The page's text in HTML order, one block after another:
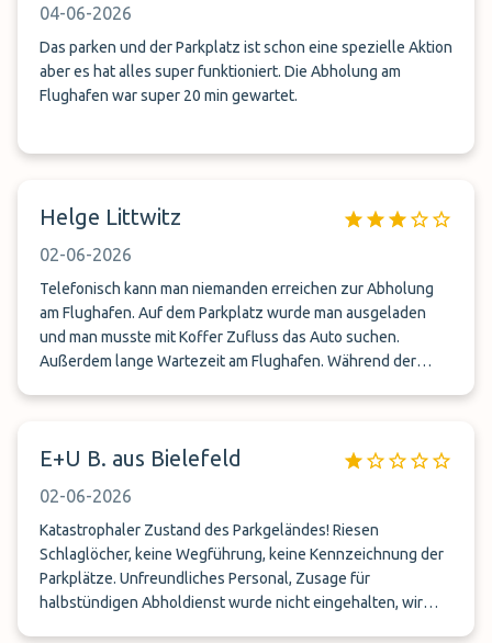
04-06-2026
Das parken und der Parkplatz ist schon eine spezielle Aktion
aber es hat alles super funktioniert. Die Abholung am
Flughafen war super 20 min gewartet.
Helge Littwitz
02-06-2026
Telefonisch kann man niemanden erreichen zur Abholung
am Flughafen. Auf dem Parkplatz wurde man ausgeladen
und man musste mit Koffer Zufluss das Auto suchen.
Außerdem lange Wartezeit am Flughafen. Während der
E+U B. aus Bielefeld
02-06-2026
Katastrophaler Zustand des Parkgeländes! Riesen
Schlaglöcher, keine Wegführung, keine Kennzeichnung der
Parkplätze. Unfreundliches Personal, Zusage für
halbstündigen Abholdienst wurde nicht eingehalten, wir